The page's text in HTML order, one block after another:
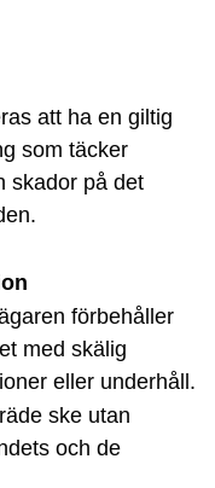
att ha en giltig
som täcker
skador på det
förbehåller
med skälig
eller underhåll.
ske utan
och de